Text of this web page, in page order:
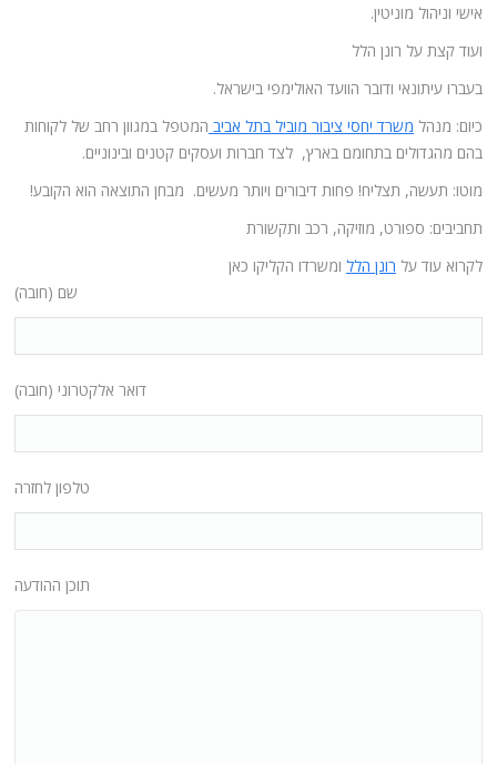
אישי וניהול מוניטין.
ועוד קצת על רונן הלל
בעברו עיתונאי ודובר הוועד האולימפי בישראל.
כיום: מנהל משרד יחסי ציבור מוביל בתל אביב המטפל במגוון רחב של לקוחות
בהם מהגדולים בתחומם בארץ, לצד חברות ועסקים קטנים ובינוניים.
מוטו: תעשה, תצליח! פחות דיבורים ויותר מעשים. מבחן התוצאה הוא הקובע!
תחביבים: ספורט, מוזיקה, רכב ותקשורת
לקרוא עוד על רונן הלל ומשרדו הקליקו כאן
שם (חובה)
דואר אלקטרוני (חובה)
טלפון לחזרה
תוכן ההודעה